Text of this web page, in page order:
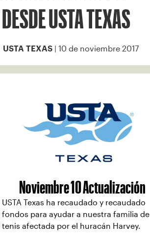
DESDE USTA TEXAS
USTA TEXAS | 10 de noviembre 2017
Noviembre 10 Actualización
USTA Texas ha recaudado y recaudado
fondos para ayudar a nuestra familia de
tenis afectada por el huracán Harvey.